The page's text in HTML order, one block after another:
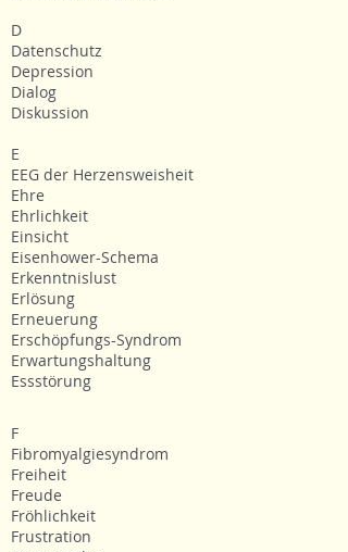
D
Datenschutz
Depression
Dialog
Diskussion
E
EEG der Herzensweisheit
Ehre
Ehrlichkeit
Einsicht
Eisenhower-Schema
Erkenntnislust
Erlösung
Erneuerung
Erschöpfungs-Syndrom
Erwartungshaltung
Essstörung
F
Fibromyalgiesyndrom
Freiheit
Freude
Fröhlichkeit
Frustration